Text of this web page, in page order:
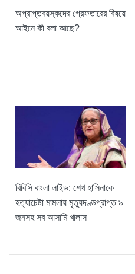
অপ্রাপ্তবয়স্কদের গ্রেফতারের বিষয়ে
আইনে কী বলা আছে?
বিবিসি বাংলা লাইভ: শেখ হাসিনাকে
হত্যাচেষ্টা মামলায় মৃত্যুদণ্ডপ্রাপ্ত ৯
জনসহ সব আসামি খালাস